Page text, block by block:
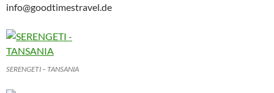
info@goodtimestravel.de
SERENGETI – TANSANIA